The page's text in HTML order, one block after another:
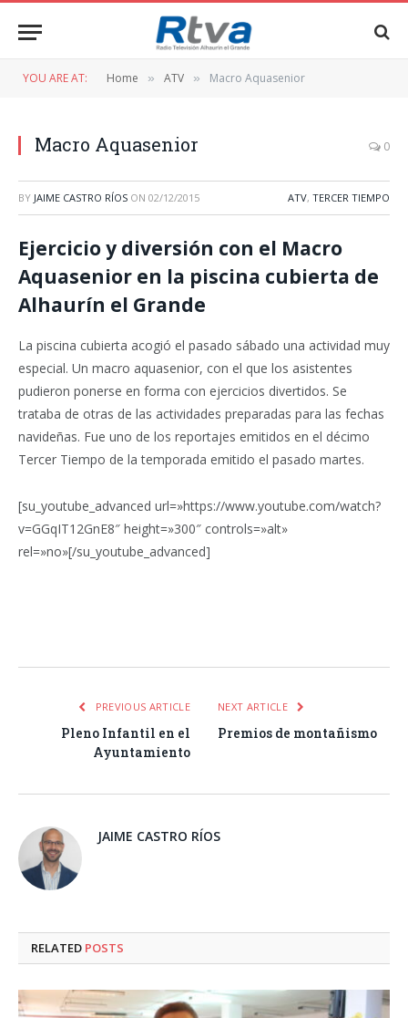
YOU ARE AT: Home » ATV » Macro Aquasenior
Macro Aquasenior 0
BY JAIME CASTRO RÍOS ON 02/12/2015 ATV, TERCER TIEMPO
Ejercicio y diversión con el Macro
Aquasenior en la piscina cubierta de
Alhaurín el Grande
La piscina cubierta acogió el pasado sábado una actividad muy
especial. Un macro aquasenior, con el que los asistentes
pudieron ponerse en forma con ejercicios divertidos. Se
trataba de otras de las actividades preparadas para las fechas
navideñas. Fue uno de los reportajes emitidos en el décimo
Tercer Tiempo de la temporada emitido el pasado martes.
[su_youtube_advanced url=»https://www.youtube.com/watch?
v=GGqIT12GnE8″ height=»300″ controls=»alt»
rel=»no»[/su_youtube_advanced]
PREVIOUS ARTICLE
Pleno Infantil en el
Ayuntamiento
NEXT ARTICLE
Premios de montañismo
JAIME CASTRO RÍOS
RELATED POSTS